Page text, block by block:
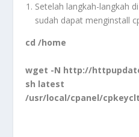
Setelah langkah-langkah
sudah dapat menginstall
cd /home
wget -N http://
sh latest
/usr/local/cpanel/cpkeyclt